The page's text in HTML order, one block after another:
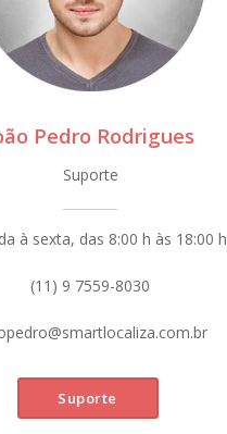
Pedro Rodrigues
Suporte
à sexta, das 8:00 h às 18:00 h
(11) 9 7559-8030
Suporte